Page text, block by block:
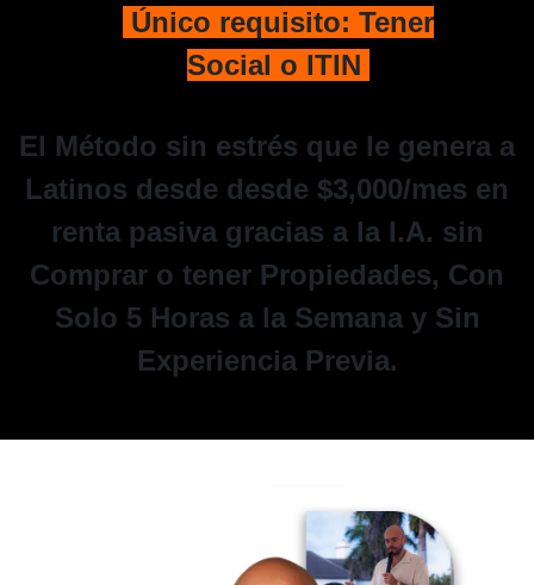
Único requisito: Tener
Social o ITIN
El Método sin estrés que le genera a
Latinos desde desde $3,000/mes en
renta pasiva gracias a la I.A. sin
Comprar o tener Propiedades, Con
Solo 5 Horas a la Semana y Sin
Experiencia Previa.